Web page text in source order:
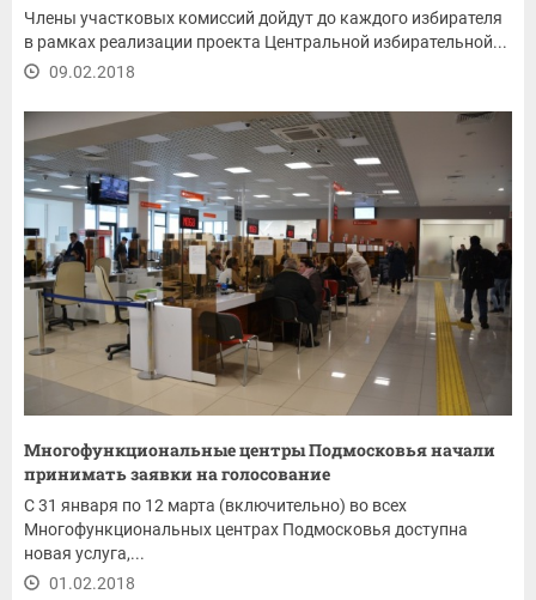
Члены участковых комиссий дойдут до каждого избирателя
в рамках реализации проекта Центральной избирательной...
09.02.2018
Многофункциональные центры Подмосковья начали
принимать заявки на голосование
С 31 января по 12 марта (включительно) во всех
Многофункциональных центрах Подмосковья доступна
новая услуга,...
01.02.2018